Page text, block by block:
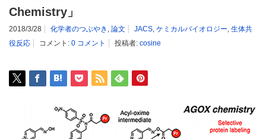
Chemistry」
2018/3/28 化学者のつぶやき , 論文 JACS, ケミカルバイオロジー, 生体共
役反応
コメント: 0 コメント 投稿者: cosine